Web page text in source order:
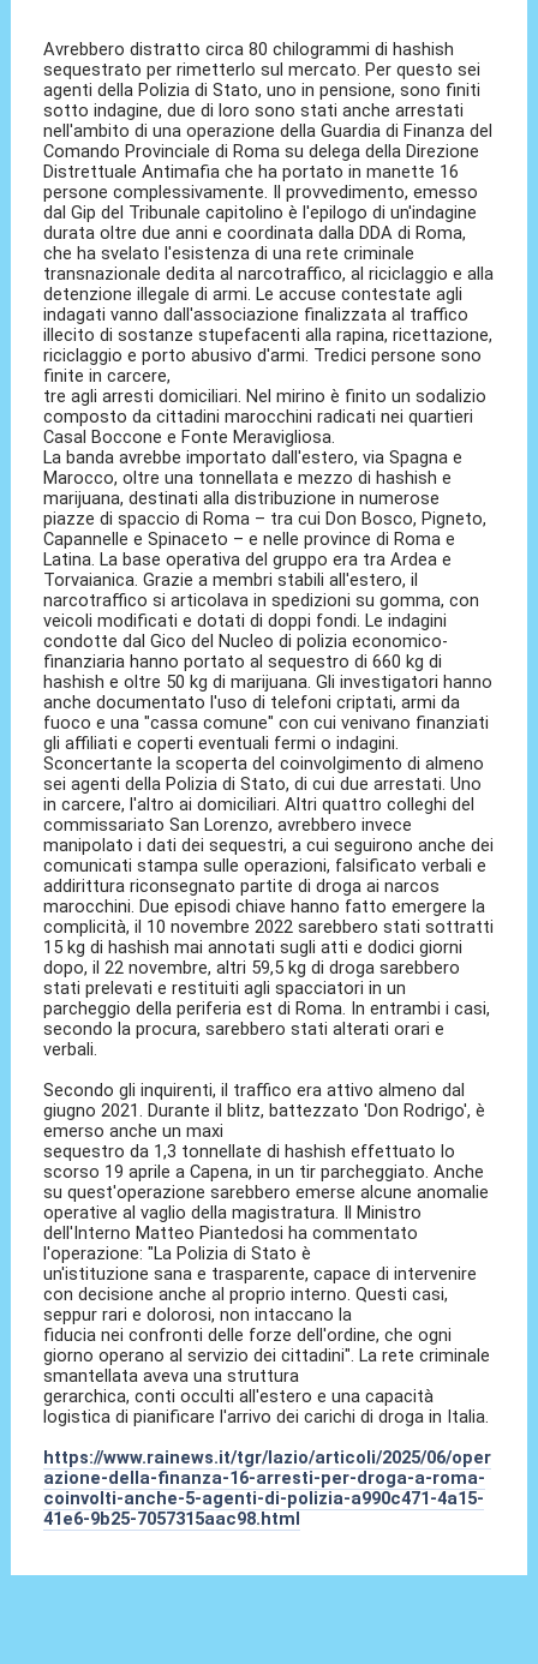
Avrebbero distratto circa 80 chilogrammi di hashish
sequestrato per rimetterlo sul mercato. Per questo sei
agenti della Polizia di Stato, uno in pensione, sono finiti
sotto indagine, due di loro sono stati anche arrestati
nell'ambito di una operazione della Guardia di Finanza del
Comando Provinciale di Roma su delega della Direzione
Distrettuale Antimafia che ha portato in manette 16
persone complessivamente. Il provvedimento, emesso
dal Gip del Tribunale capitolino è l'epilogo di un'indagine
durata oltre due anni e coordinata dalla DDA di Roma,
che ha svelato l'esistenza di una rete criminale
transnazionale dedita al narcotraffico, al riciclaggio e alla
detenzione illegale di armi. Le accuse contestate agli
indagati vanno dall'associazione finalizzata al traffico
illecito di sostanze stupefacenti alla rapina, ricettazione,
riciclaggio e porto abusivo d'armi. Tredici persone sono
finite in carcere,
tre agli arresti domiciliari. Nel mirino è finito un sodalizio
composto da cittadini marocchini radicati nei quartieri
Casal Boccone e Fonte Meravigliosa.
La banda avrebbe importato dall'estero, via Spagna e
Marocco, oltre una tonnellata e mezzo di hashish e
marijuana, destinati alla distribuzione in numerose
piazze di spaccio di Roma – tra cui Don Bosco, Pigneto,
Capannelle e Spinaceto – e nelle province di Roma e
Latina. La base operativa del gruppo era tra Ardea e
Torvaianica. Grazie a membri stabili all'estero, il
narcotraffico si articolava in spedizioni su gomma, con
veicoli modificati e dotati di doppi fondi. Le indagini
condotte dal Gico del Nucleo di polizia economico-
finanziaria hanno portato al sequestro di 660 kg di
hashish e oltre 50 kg di marijuana. Gli investigatori hanno
anche documentato l'uso di telefoni criptati, armi da
fuoco e una "cassa comune" con cui venivano finanziati
gli affiliati e coperti eventuali fermi o indagini.
Sconcertante la scoperta del coinvolgimento di almeno
sei agenti della Polizia di Stato, di cui due arrestati. Uno
in carcere, l'altro ai domiciliari. Altri quattro colleghi del
commissariato San Lorenzo, avrebbero invece
manipolato i dati dei sequestri, a cui seguirono anche dei
comunicati stampa sulle operazioni, falsificato verbali e
addirittura riconsegnato partite di droga ai narcos
marocchini. Due episodi chiave hanno fatto emergere la
complicità, il 10 novembre 2022 sarebbero stati sottratti
15 kg di hashish mai annotati sugli atti e dodici giorni
dopo, il 22 novembre, altri 59,5 kg di droga sarebbero
stati prelevati e restituiti agli spacciatori in un
parcheggio della periferia est di Roma. In entrambi i casi,
secondo la procura, sarebbero stati alterati orari e
verbali.
Secondo gli inquirenti, il traffico era attivo almeno dal
giugno 2021. Durante il blitz, battezzato 'Don Rodrigo', è
emerso anche un maxi
sequestro da 1,3 tonnellate di hashish effettuato lo
scorso 19 aprile a Capena, in un tir parcheggiato. Anche
su quest'operazione sarebbero emerse alcune anomalie
operative al vaglio della magistratura. Il Ministro
dell'Interno Matteo Piantedosi ha commentato
l'operazione: "La Polizia di Stato è
un'istituzione sana e trasparente, capace di intervenire
con decisione anche al proprio interno. Questi casi,
seppur rari e dolorosi, non intaccano la
fiducia nei confronti delle forze dell'ordine, che ogni
giorno operano al servizio dei cittadini". La rete criminale
smantellata aveva una struttura
gerarchica, conti occulti all'estero e una capacità
logistica di pianificare l'arrivo dei carichi di droga in Italia.
https://www.rainews.it/tgr/lazio/articoli/2025/06/oper
azione-della-finanza-16-arresti-per-droga-a-roma-
coinvolti-anche-5-agenti-di-polizia-a990c471-4a15-
41e6-9b25-7057315aac98.html